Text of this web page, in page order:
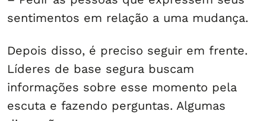
sentimentos em relação a uma mudança.
Depois disso, é preciso seguir em frente.
Líderes de base segura buscam
informações sobre esse momento pela
escuta e fazendo perguntas. Algumas